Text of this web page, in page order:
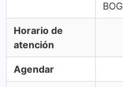
Horario de
atención
Agendar